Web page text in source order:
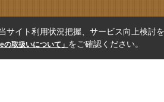
サイト利用状況把握、サービス向上検討
の取扱いについて」 をご確認ください。